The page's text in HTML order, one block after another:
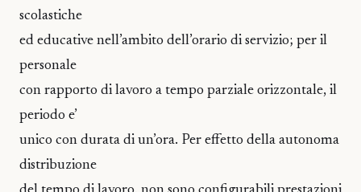
scolastiche
ed educative nell’ambito dell’orario di servizio; per il
personale
con rapporto di lavoro a tempo parziale orizzontale, il
periodo e’
unico con durata di un’ora. Per effetto della autonoma
distribuzione